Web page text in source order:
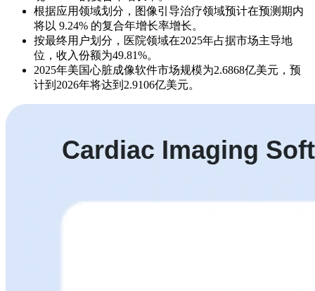
根据应用领域划分，图像引导治疗领域预计在预测期内
将以 9.24% 的复合年增长率增长。
按最终用户划分，医院领域在2025年占据市场主导地
位，收入份额为49.81%。
2025年美国心脏成像软件市场规模为2.6868亿美元，预
计到2026年将达到2.9106亿美元。